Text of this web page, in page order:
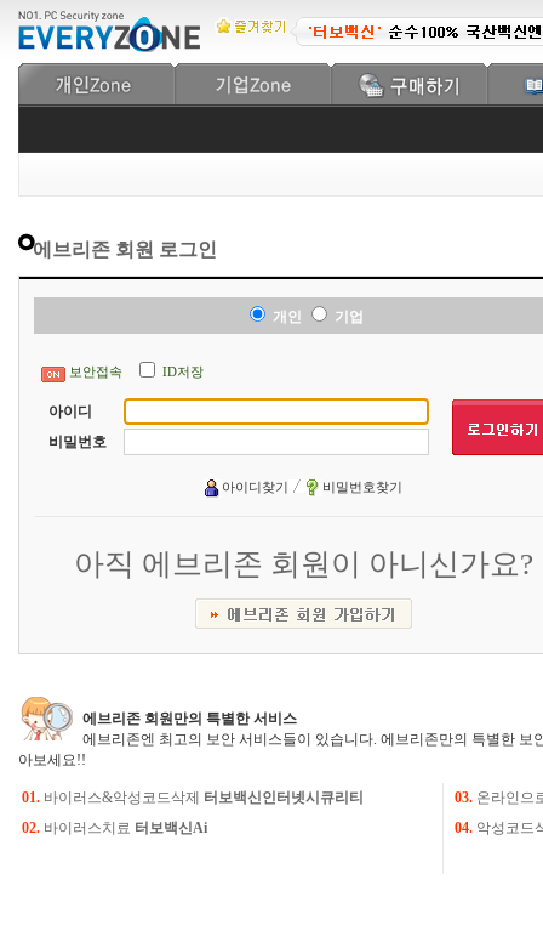
에브리존 회원 로그인
개인 기업
보안접속 ID저장
아이디
비밀번호
아이디찾기 비밀번호찾기
아직 에브리존 회원이 아니신가요?
에브리존 회원만의 특별한 서비스
에브리존엔 최고의 보안 서비스들이 있습니다. 에브리존만의 특별한 보
아보세요!!
01. 바이러스&악성코드삭제 터보백신인터넷시큐리티 03. 온라인으
02. 바이러스치료 터보백신Ai 04. 악성코드